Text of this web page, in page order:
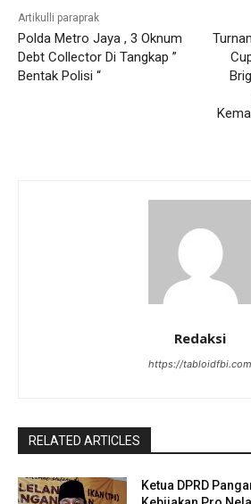
Artikulli paraprak
Polda Metro Jaya , 3 Oknum
Debt Collector Di Tangkap ”
Bentak Polisi “
Redaksi
https://tabloidfbi.com
RELATED ARTICLES
Ketua DPRD